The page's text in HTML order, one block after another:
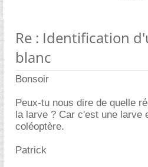
Re : Identification
blanc
Bonsoir
Peux-tu nous dire de quelle
la larve ? Car c'est une larve
coléoptère.
Patrick